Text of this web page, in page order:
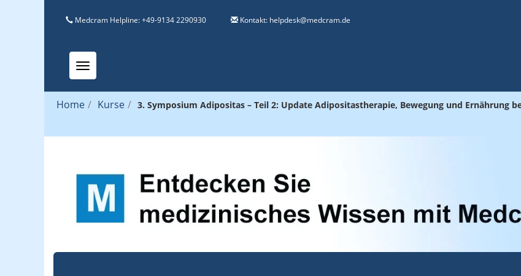
Medcram Helpline: +49-9134 2290930 Kontakt: helpdesk@medcram.de
Toggle navigation
Home / Kurse / 3. Symposium Adipositas – Teil 2: Update Adipositastherapie, Bewegung und Ernährung